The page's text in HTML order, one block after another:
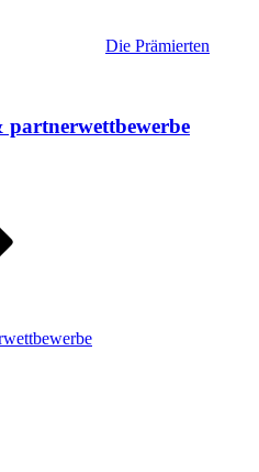
Die Prämierten
partnerwettbewerbe